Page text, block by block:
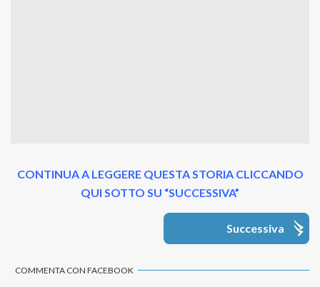
CONTINUA A LEGGERE QUESTA STORIA CLICCANDO
QUI SOTTO SU “SUCCESSIVA”
Successiva
COMMENTA CON FACEBOOK